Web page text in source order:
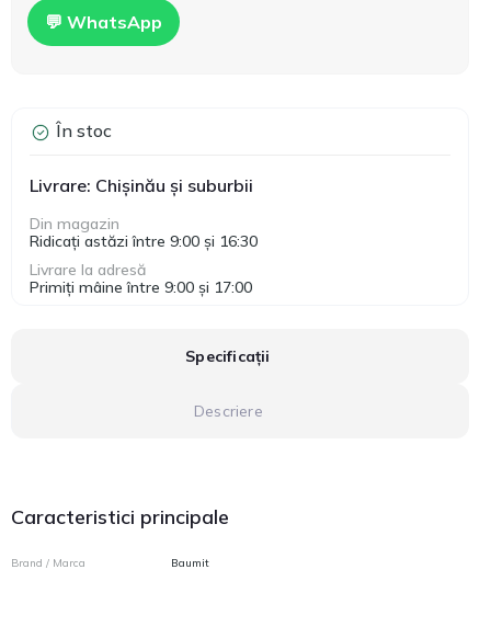
💬 WhatsApp
În stoc
Livrare: Chișinău și suburbii
Din magazin
Ridicați astăzi între 9:00 și 16:30
Livrare la adresă
Primiți mâine între 9:00 și 17:00
Specificații
Descriere
Caracteristici principale
Brand / Marca Baumit